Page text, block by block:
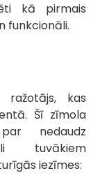
kā pirmais
funkcionāli.
kas
Šī zīmola
nedaudz
tuvākiem
iezīmes: